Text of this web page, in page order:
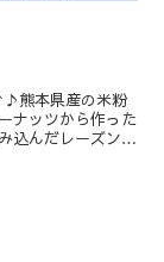
熊本県産の米粉
ナッツから作った
込んだレーズンを